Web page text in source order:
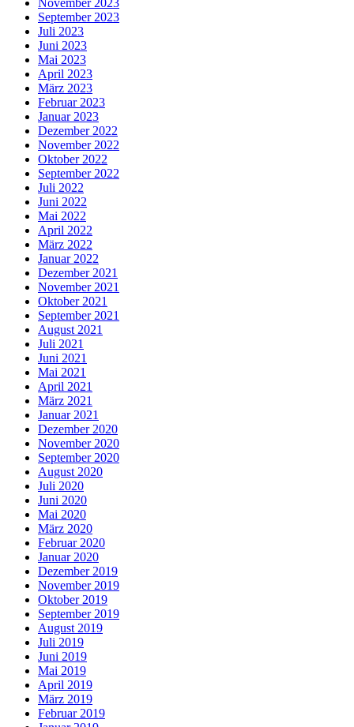
November 2023
September 2023
Juli 2023
Juni 2023
Mai 2023
April 2023
März 2023
Februar 2023
Januar 2023
Dezember 2022
November 2022
Oktober 2022
September 2022
Juli 2022
Juni 2022
Mai 2022
April 2022
März 2022
Januar 2022
Dezember 2021
November 2021
Oktober 2021
September 2021
August 2021
Juli 2021
Juni 2021
Mai 2021
April 2021
März 2021
Januar 2021
Dezember 2020
November 2020
September 2020
August 2020
Juli 2020
Juni 2020
Mai 2020
März 2020
Februar 2020
Januar 2020
Dezember 2019
November 2019
Oktober 2019
September 2019
August 2019
Juli 2019
Juni 2019
Mai 2019
April 2019
März 2019
Februar 2019